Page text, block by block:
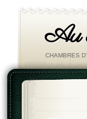
Au
CHAMBRES